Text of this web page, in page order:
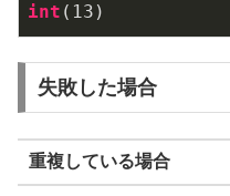
int ( 13 )
失敗した場合
重複している場合